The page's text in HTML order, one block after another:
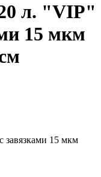
л. "VIP"
15 мкм
15 мкм